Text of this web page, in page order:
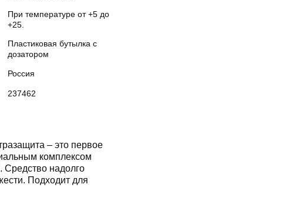
При температуре от +5 до
+25.
Пластиковая бутылка с
дозатором
Россия
237462
– это первое
комплексом
Средство надолго
Подходит для